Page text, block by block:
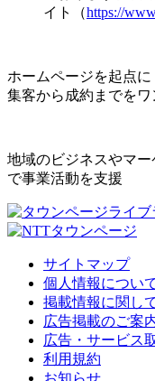
イト（https://
ホームページを起点に
集客から成約までを
地域のビジネスやマ
で事業活動を支援
サイトマップ
個人情報につい
掲載情報に関し
広告掲載のご案
広告・サービス
利用規約